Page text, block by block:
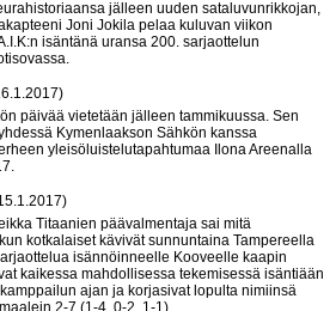
jälleen uuden sataluvunrikkojan,
Joni Jokila pelaa kuluvan viikon
isäntänä uransa 200. sarjaottelun
päivää vietetään jälleen tammikuussa. Sen
Kymenlaakson Sähkön kanssa
yleisöluistelutapahtumaa Ilona Areenalla
Titaanien päävalmentaja sai mitä
kotkalaiset kävivät sunnuntaina Tampereella
isännöinneelle Kooveelle kaapin
kaikessa mahdollisessa tekemisessä isäntiään
ajan ja korjasivat lopulta nimiinsä
2-7 (1-4, 0-2, 1-1).